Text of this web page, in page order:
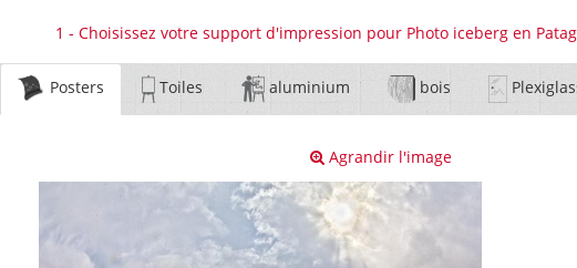
1 - Choisissez votre support d'impression pour Photo iceberg en
Posters Toiles aluminium bois
Agrandir l'image